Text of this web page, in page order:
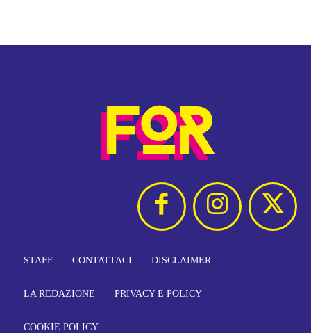
STAFF CONTATTACI DISCLAIMER
LA REDAZIONE PRIVACY E POLICY
COOKIE POLICY